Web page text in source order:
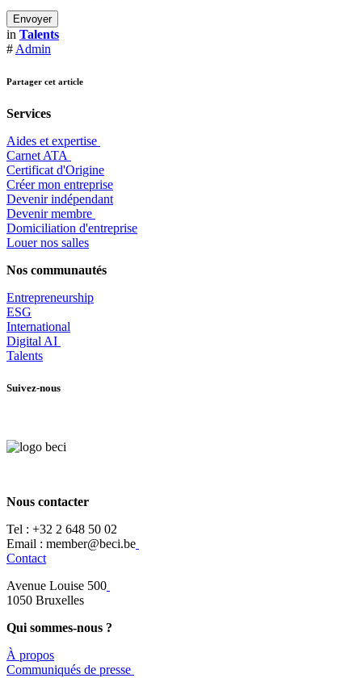
in Talents
#Admin
Partager cet article
Services
Aides et expertise
​Carnet ATA
Certificat d'Origine
Créer mon entreprise
Devenir indépendant
Devenir membre
​Domiciliation d'entreprise
Louer nos salles
Nos communautés
Entrepreneurship
ESG
International
Digital AI
Talents
Suivez-nous
Nous contacter
Tel : +32 2 648 50 02​
​​Email : member@beci.be
Contact
Avenue Louise 500
​1050 Bruxelles
Qui sommes-nous ?
À propos
​​Communiqués de presse